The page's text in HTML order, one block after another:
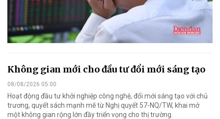
Không gian mới cho đầu tư đổi mới sáng tạo
08/08/2026 05:00
Hoạt động đầu tư khởi nghiệp công nghệ, đổi mới sáng tạo với chủ
trương, quyết sách mạnh mẽ từ Nghị quyết 57-NQ/TW, khai mở
một không gian rộng lớn đầy triển vọng cho thị trường.